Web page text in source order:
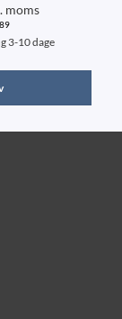
moms
3-10 dage